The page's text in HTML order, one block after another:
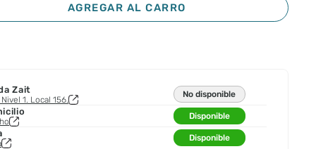
AGREGAR AL CARRO
Zait
1. Local 156.
No disponible
Disponible
Disponible